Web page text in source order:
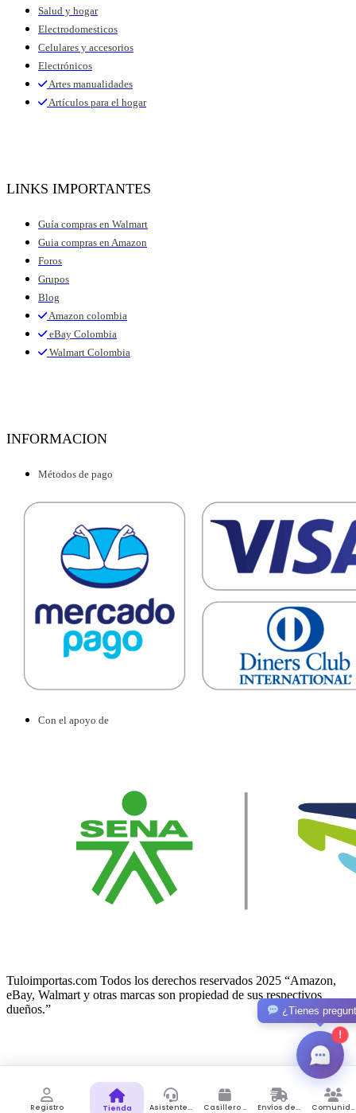
Registro Tienda Asistente de Compras Casillero Virtual Envíos desde Colombia Comunidad
Salud y hogar
Electrodomesticos
Celulares y accesorios
Electrónicos
Artes manualidades
Artículos para el hogar
LINKS IMPORTANTES
Guía compras en Walmart
Guia compras en Amazon
Foros
Grupos
Blog
Amazon colombia
eBay Colombia
Walmart Colombia
INFORMACION
Métodos de pago
Con el apoyo de
Tuloimportas.com Todos los derechos reservados 2025 “Amazon,
eBay, Walmart y otras marcas son propiedad de sus respectivos
dueños.”
© 2026 Lunno. All Rights Reserved.
!
¿Tienes